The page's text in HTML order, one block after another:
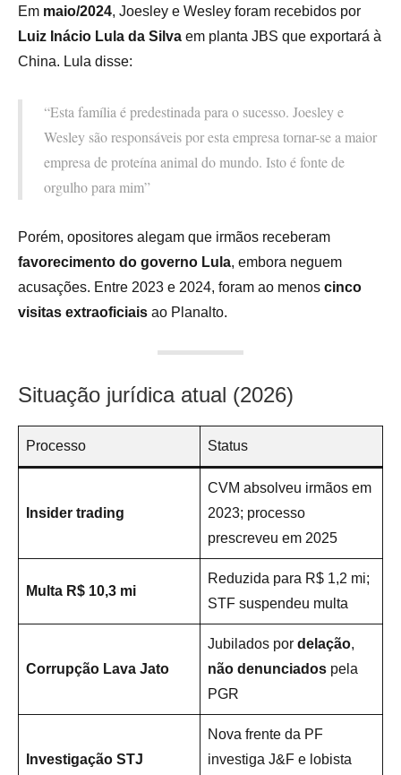
Em maio/2024, Joesley e Wesley foram recebidos por
Luiz Inácio Lula da Silva em planta JBS que exportará à
China. Lula disse:
“Esta família é predestinada para o sucesso. Joesley e
Wesley são responsáveis por esta empresa tornar-se a maior
empresa de proteína animal do mundo. Isto é fonte de
orgulho para mim”
Porém, opositores alegam que irmãos receberam
favorecimento do governo Lula, embora neguem
acusações. Entre 2023 e 2024, foram ao menos cinco
visitas extraoficiais ao Planalto.
Situação jurídica atual (2026)
Processo Status
Insider trading
CVM absolveu irmãos em
2023; processo
prescreveu em 2025
Multa R$ 10,3 mi
Reduzida para R$ 1,2 mi;
STF suspendeu multa
Corrupção Lava Jato
Jubilados por delação,
não denunciados pela
PGR
Investigação STJ
Nova frente da PF
investiga J&F e lobista